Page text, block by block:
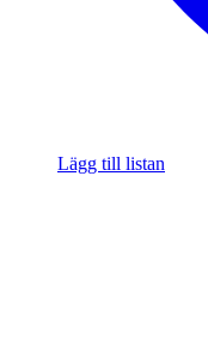
Lägg till listan